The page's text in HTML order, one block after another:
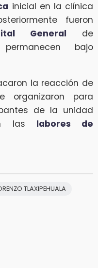
inicial en la clínica
fueron
General de
bajo
la reacción de
organizaron para
de la unidad
las labores de
TLAXIPEHUALA